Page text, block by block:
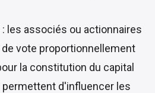
: les associés ou actionnaires
vote proportionnellement
la constitution du capital
permettent d'influencer les